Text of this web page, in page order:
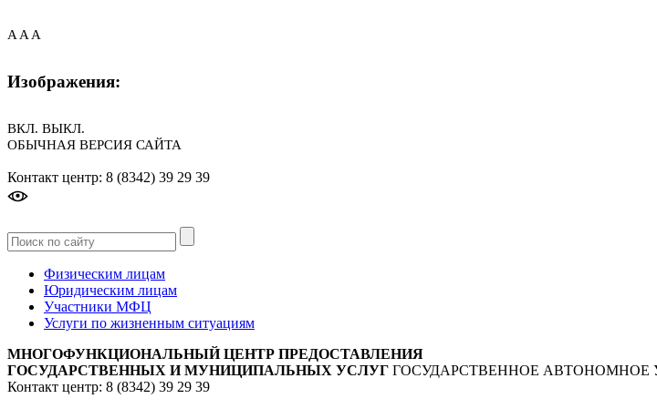
A A A
Изображения:
ВКЛ. ВЫКЛ.
ОБЫЧНАЯ ВЕРСИЯ САЙТА
Контакт центр: 8 (8342) 39 29 39
Физическим лицам
Юридическим лицам
Участники МФЦ
Услуги по жизненным ситуациям
МНОГОФУНКЦИОНАЛЬНЫЙ ЦЕНТР ПРЕДОСТАВЛЕНИЯ
ГОСУДАРСТВЕННЫХ И МУНИЦИПАЛЬНЫХ УСЛУГ ГОСУДАРСТВЕННОЕ АВТОНОМНОЕ
Контакт центр: 8 (8342) 39 29 39